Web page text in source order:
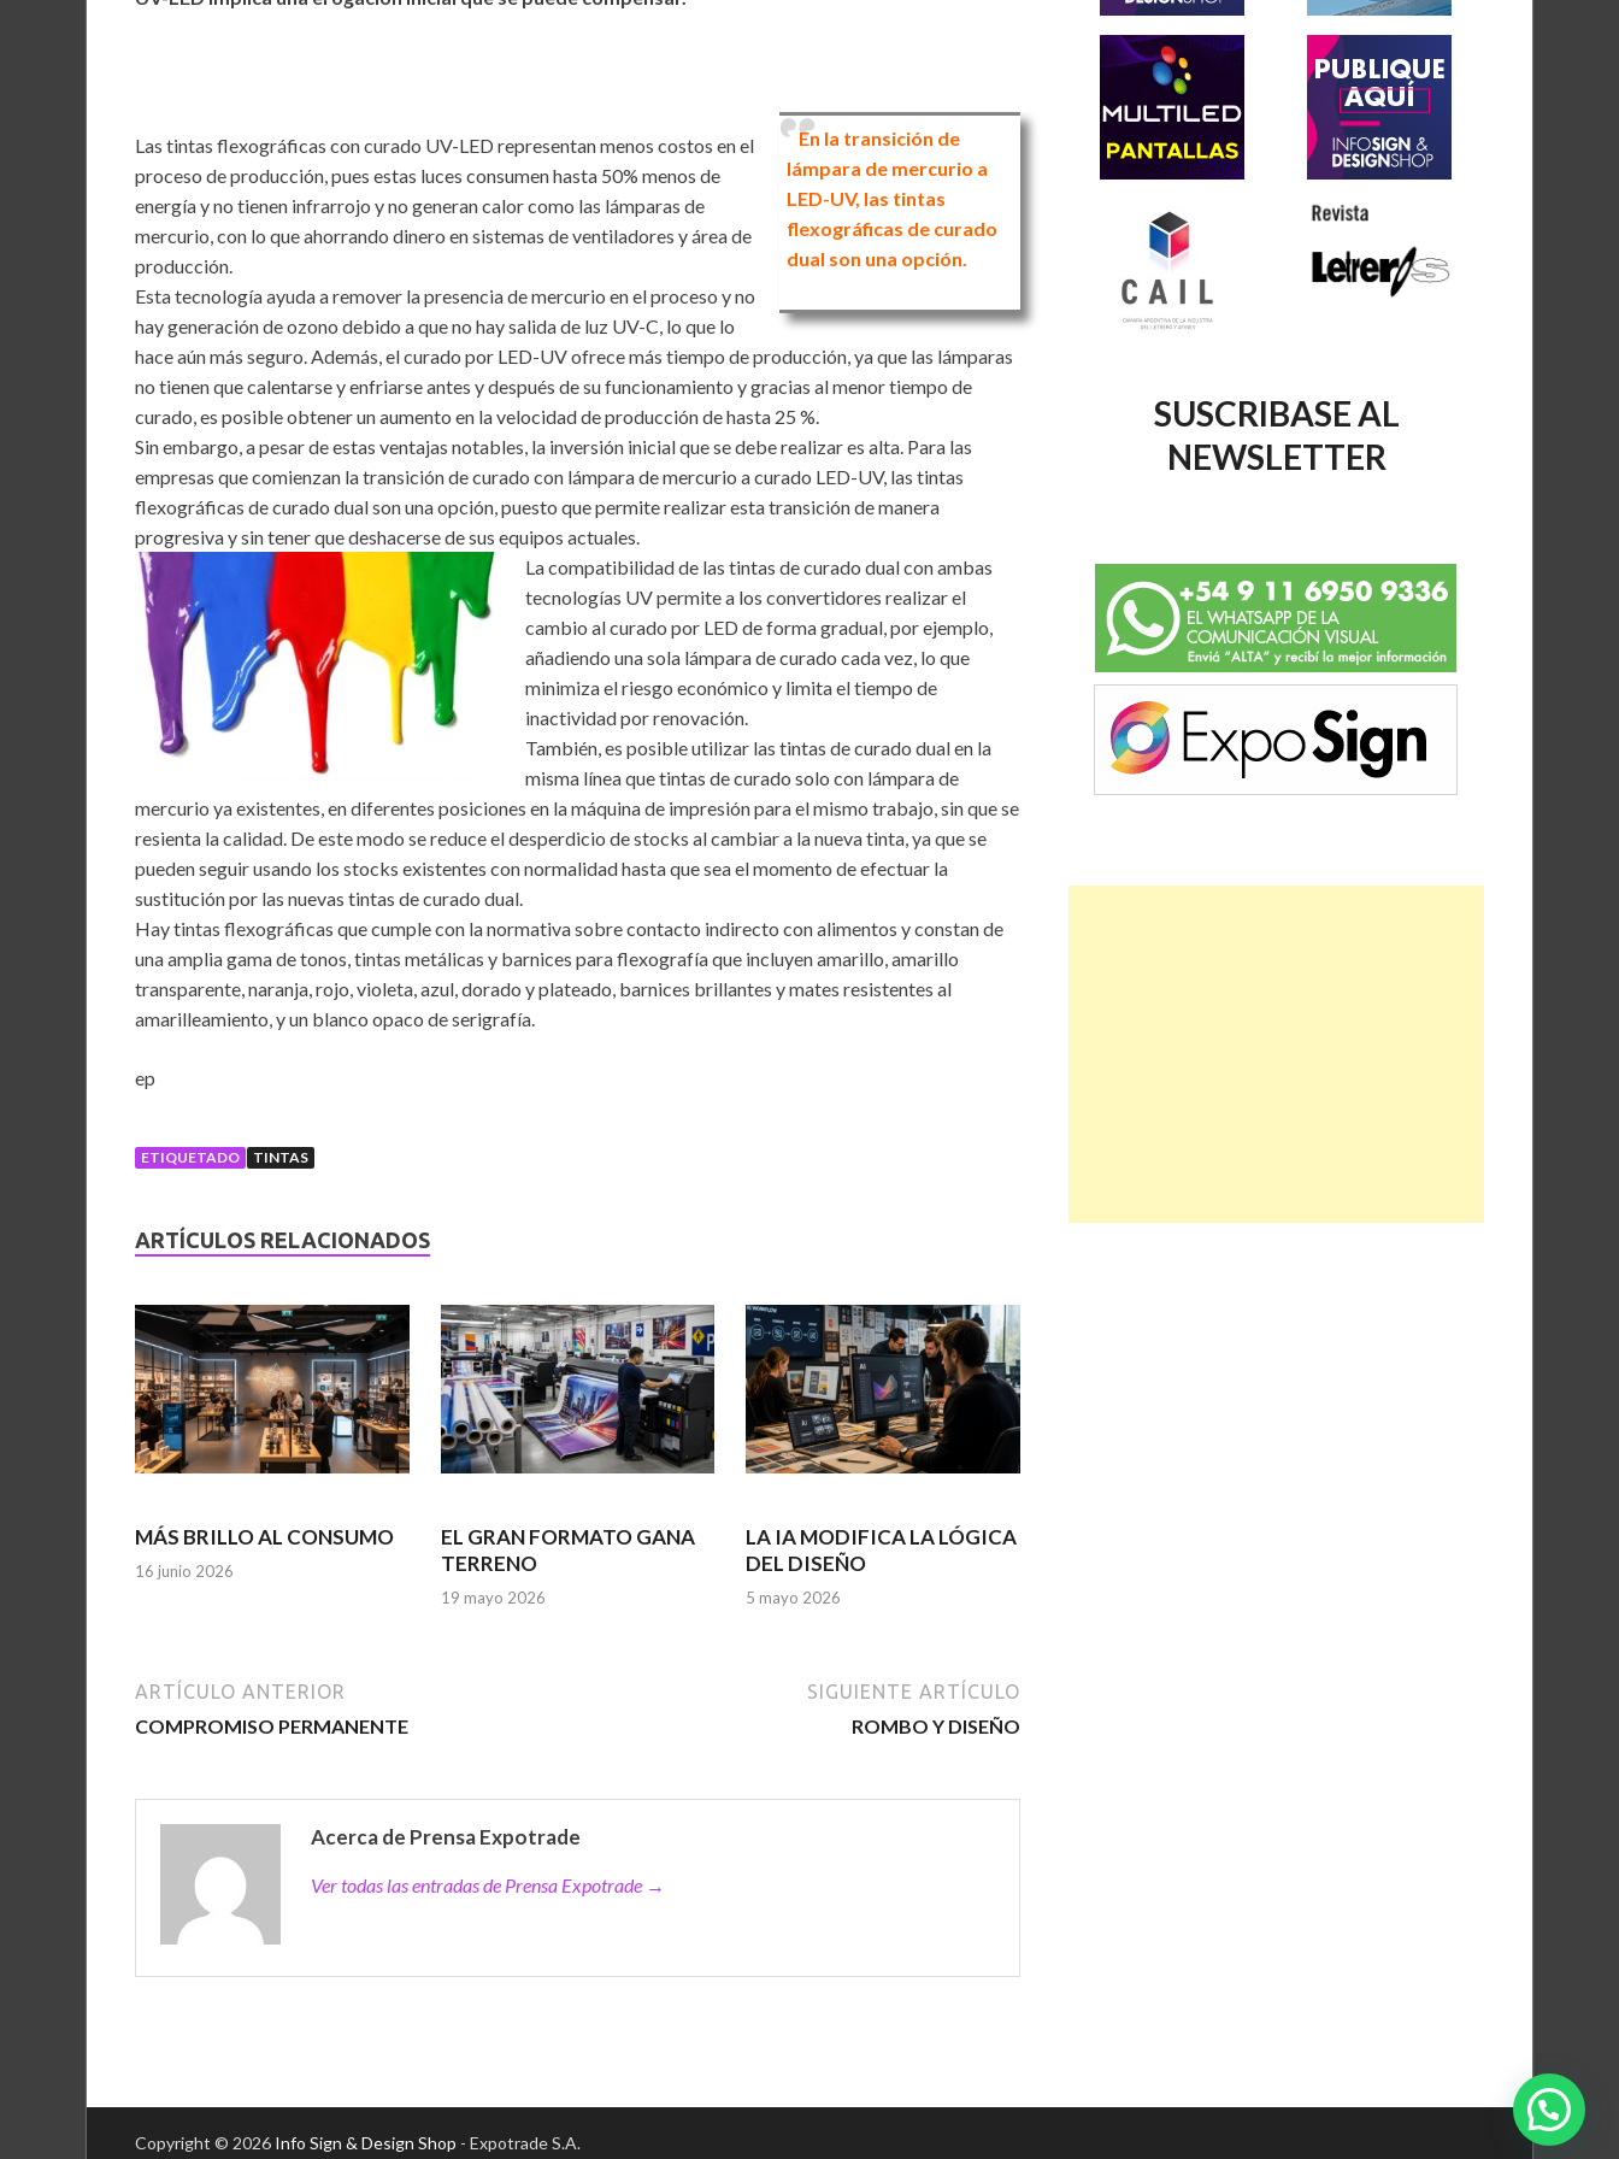
k
er
p
En la transición de
lámpara de mercurio a
LED-UV, las tintas
flexográficas de curado
dual son una opción.
Las tintas flexográficas con curado UV-LED representan menos costos en el
proceso de producción, pues estas luces consumen hasta 50% menos de
energía y no tienen infrarrojo y no generan calor como las lámparas de
mercurio, con lo que ahorrando dinero en sistemas de ventiladores y área de
producción.
Esta tecnología ayuda a remover la presencia de mercurio en el proceso y no
hay generación de ozono debido a que no hay salida de luz UV-C, lo que lo
hace aún más seguro. Además, el curado por LED-UV ofrece más tiempo de producción, ya que las lámparas
no tienen que calentarse y enfriarse antes y después de su funcionamiento y gracias al menor tiempo de
curado, es posible obtener un aumento en la velocidad de producción de hasta 25 %.
Sin embargo, a pesar de estas ventajas notables, la inversión inicial que se debe realizar es alta. Para las
empresas que comienzan la transición de curado con lámpara de mercurio a curado LED-UV, las tintas
flexográficas de curado dual son una opción, puesto que permite realizar esta transición de manera
progresiva y sin tener que deshacerse de sus equipos actuales.
La compatibilidad de las tintas de curado dual con ambas
tecnologías UV permite a los convertidores realizar el
cambio al curado por LED de forma gradual, por ejemplo,
añadiendo una sola lámpara de curado cada vez, lo que
minimiza el riesgo económico y limita el tiempo de
inactividad por renovación.
También, es posible utilizar las tintas de curado dual en la
misma línea que tintas de curado solo con lámpara de
mercurio ya existentes, en diferentes posiciones en la máquina de impresión para el mismo trabajo, sin que se
resienta la calidad. De este modo se reduce el desperdicio de stocks al cambiar a la nueva tinta, ya que se
pueden seguir usando los stocks existentes con normalidad hasta que sea el momento de efectuar la
sustitución por las nuevas tintas de curado dual.
Hay tintas flexográficas que cumple con la normativa sobre contacto indirecto con alimentos y constan de
una amplia gama de tonos, tintas metálicas y barnices para flexografía que incluyen amarillo, amarillo
transparente, naranja, rojo, violeta, azul, dorado y plateado, barnices brillantes y mates resistentes al
amarilleamiento, y un blanco opaco de serigrafía.
ep
ETIQUETADO TINTAS
ARTÍCULOS RELACIONADOS
MÁS BRILLO AL CONSUMO
16 junio 2026
EL GRAN FORMATO GANA
TERRENO
19 mayo 2026
LA IA MODIFICA LA LÓGICA
DEL DISEÑO
5 mayo 2026
ARTÍCULO ANTERIOR
COMPROMISO PERMANENTE
SIGUIENTE ARTÍCULO
ROMBO Y DISEÑO
Acerca de Prensa Expotrade
Ver todas las entradas de Prensa Expotrade →
SUSCRIBASE AL
NEWSLETTER
Copyright © 2026 Info Sign & Design Shop - Expotrade S.A.